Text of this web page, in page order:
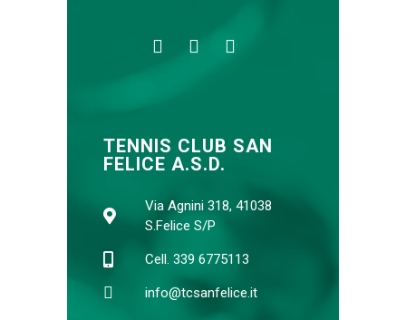
TENNIS CLUB SAN
FELICE A.S.D.
Via Agnini 318, 41038
S.Felice S/P
Cell. 339 6775113
info@tcsanfelice.it